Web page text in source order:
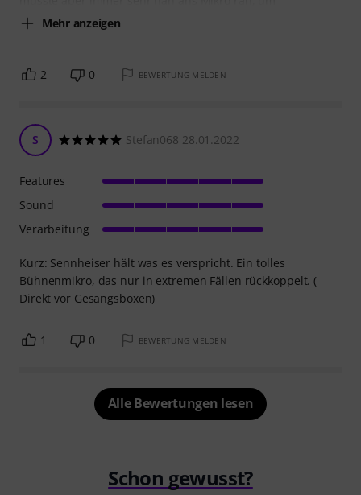
Mehr anzeigen
2 0 BEWERTUNG MELDEN
S Stefan068 28.01.2022
Kurz: Sennheiser hält was es verspricht. Ein tolles
Bühnenmikro, das nur in extremen Fällen rückkoppelt. (
Direkt vor Gesangsboxen)
Features
Sound
Verarbeitung
1 0 BEWERTUNG MELDEN
Alle Bewertungen lesen
Schon gewusst?